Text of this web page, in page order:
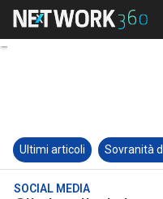
Ultimi articoli Sovranità
SOCIAL MEDIA